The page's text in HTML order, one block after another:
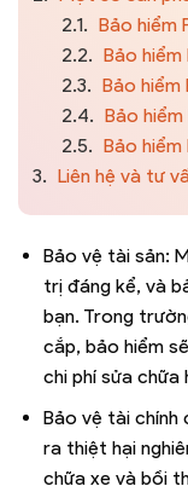
2.1. Bảo hiểm
2.2. Bảo hiểm
2.3. Bảo hiểm
2.4. Bảo hiểm
2.5. Bảo hiểm
3. Liên hệ và tư
Bảo vệ tài sản:
trị đáng kể, và
bạn. Trong
cắp, bảo hiểm
chi phí sửa
Bảo vệ tài chính
ra thiệt hại
chữa xe và bồi